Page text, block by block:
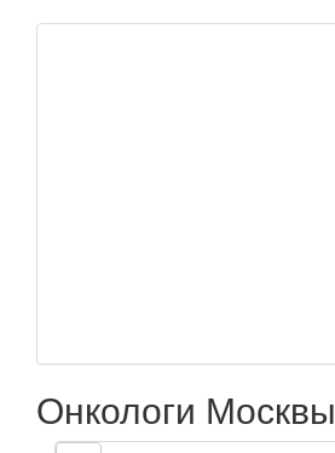
Онкологи Москвы